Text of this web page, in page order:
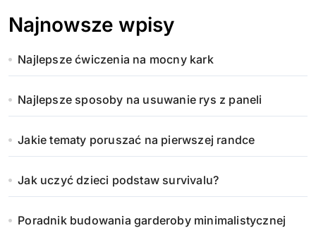
Najnowsze wpisy
Najlepsze ćwiczenia na mocny kark
Najlepsze sposoby na usuwanie rys z paneli
Jakie tematy poruszać na pierwszej randce
Jak uczyć dzieci podstaw survivalu?
Poradnik budowania garderoby minimalistycznej